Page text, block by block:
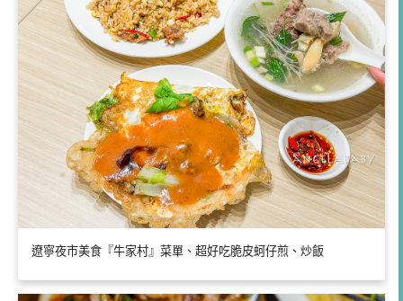
遼寧夜市美食『牛家村』菜單、超好吃脆皮蚵仔煎、炒飯